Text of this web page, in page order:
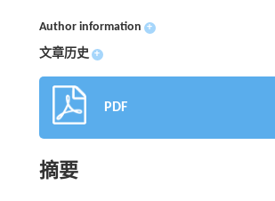
Author information +
文章历史 +
PDF
摘要